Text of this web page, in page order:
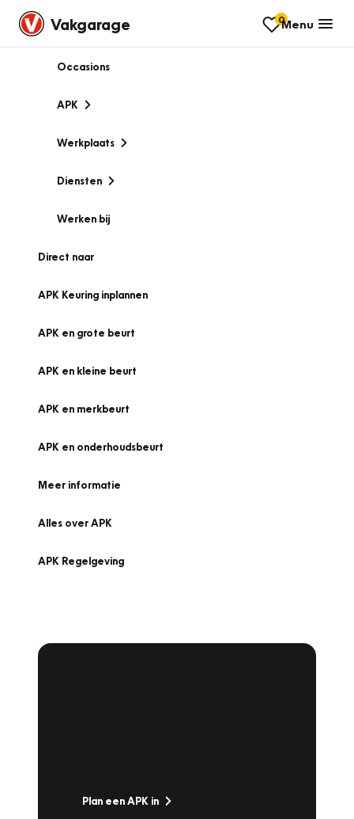
Vakgarage 0Menu
Occasions
APK
Werkplaats
Diensten
Werken bij
Direct naar
APK Keuring inplannen
APK en grote beurt
APK en kleine beurt
APK en merkbeurt
APK en onderhoudsbeurt
Meer informatie
Alles over APK
APK Regelgeving
Plan een APK in